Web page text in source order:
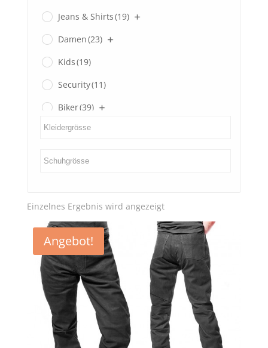
Jeans & Shirts(19)
Damen(23)
Kids(19)
Security(11)
Biker(39)
Gents(3)
Einzelnes Ergebnis wird angezeigt
Angebot!